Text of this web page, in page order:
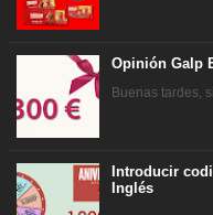
Opinión Galp
Buenas tardes,
Introducir
Inglés